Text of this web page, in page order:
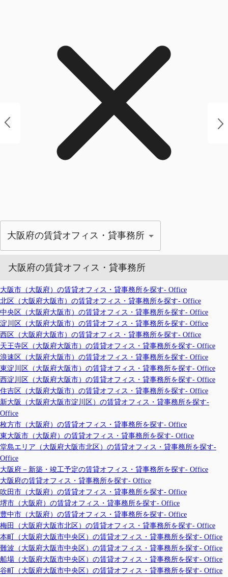
大阪府の賃貸オフィス・貸事務所
大阪府の賃貸オフィス・貸事務所
大阪市（大阪府）の賃貸オフィス・貸事務所を探す- Office
北区（大阪府大阪市）の賃貸オフィス・貸事務所を探す- Office
中央区（大阪府大阪市）の賃貸オフィス・貸事務所を探す- Office
淀川区（大阪府大阪市）の賃貸オフィス・貸事務所を探す- Office
西区（大阪府大阪市）の賃貸オフィス・貸事務所を探す- Office
天王寺区（大阪府大阪市）の賃貸オフィス・貸事務所を探す- Office
浪速区（大阪府大阪市）の賃貸オフィス・貸事務所を探す- Office
東淀川区（大阪府大阪市）の賃貸オフィス・貸事務所を探す- Office
西淀川区（大阪府大阪市）の賃貸オフィス・貸事務所を探す- Office
住吉区（大阪府大阪市）の賃貸オフィス・貸事務所を探す- Office
新大阪（大阪府大阪市淀川区）の賃貸オフィス・貸事務所を探す-
Office
枚方市（大阪府）の賃貸オフィス・貸事務所を探す- Office
東大阪市（大阪府）の賃貸オフィス・貸事務所を探す- Office
堂島エリア（大阪府大阪市北区）の賃貸オフィス・貸事務所を探す-
Office
大阪府－新築・竣工予定の賃貸オフィス・貸事務所を探す- Office
大阪府の賃貸オフィス・貸事務所を探す- Office
吹田市（大阪府）の賃貸オフィス・貸事務所を探す- Office
堺市（大阪府）の賃貸オフィス・貸事務所を探す- Office
豊中市（大阪府）の賃貸オフィス・貸事務所を探す- Office
梅田（大阪府大阪市北区）の賃貸オフィス・貸事務所を探す- Office
本町（大阪府大阪市中央区）の賃貸オフィス・貸事務所を探す- Office
難波（大阪府大阪市中央区）の賃貸オフィス・貸事務所を探す- Office
船場（大阪府大阪市中央区）の賃貸オフィス・貸事務所を探す- Office
谷町（大阪府大阪市中央区）の賃貸オフィス・貸事務所を探す- Office